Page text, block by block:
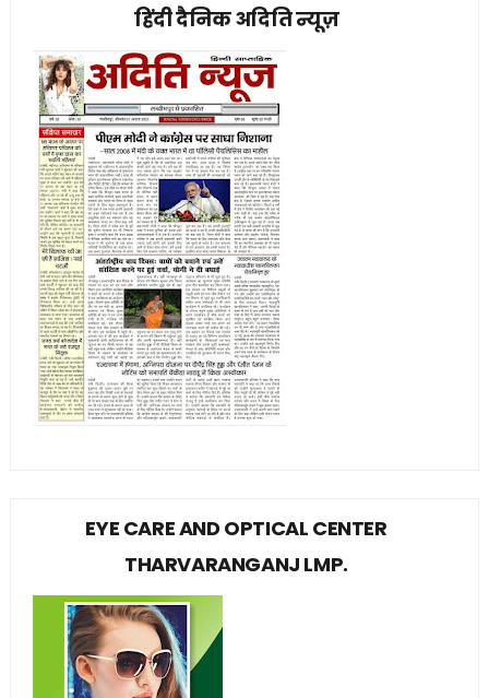
हिंदी दैनिक अदिति न्यूज़
EYE CARE AND OPTICAL CENTER
THARVARANGANJ LMP.